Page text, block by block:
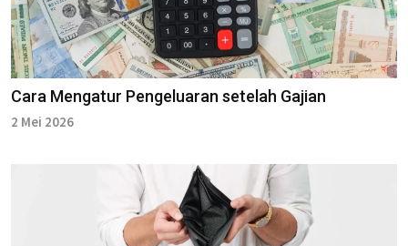
Cara Mengatur Pengeluaran setelah Gajian
2 Mei 2026